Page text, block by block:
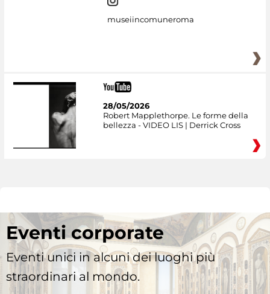
museiincomuneroma
28/05/2026
Robert Mapplethorpe. Le forme della
bellezza - VIDEO LIS | Derrick Cross
Eventi corporate
Eventi unici in alcuni dei luoghi più
straordinari al mondo.